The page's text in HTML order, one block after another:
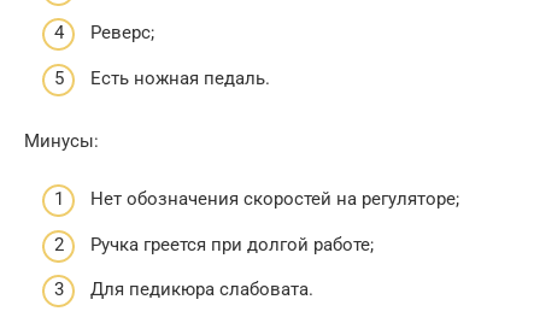
Реверс;
Есть ножная педаль.
Минусы:
Нет обозначения скоростей на регуляторе;
Ручка греется при долгой работе;
Для педикюра слабовата.